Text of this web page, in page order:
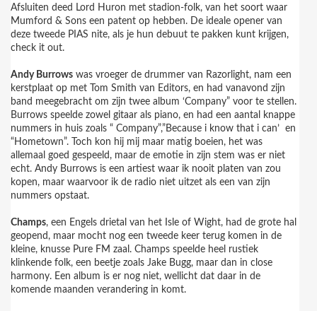
Afsluiten deed Lord Huron met stadion-folk, van het soort waar
Mumford & Sons een patent op hebben. De ideale opener van
deze tweede PIAS nite, als je hun debuut te pakken kunt krijgen,
check it out.
Andy Burrows was vroeger de drummer van Razorlight, nam een
kerstplaat op met Tom Smith van Editors, en had vanavond zijn
band meegebracht om zijn twee album ‘Company” voor te stellen.
Burrows speelde zowel gitaar als piano, en had een aantal knappe
nummers in huis zoals “ Company”,”Because i know that i can’ en
“Hometown”. Toch kon hij mij maar matig boeien, het was
allemaal goed gespeeld, maar de emotie in zijn stem was er niet
echt. Andy Burrows is een artiest waar ik nooit platen van zou
kopen, maar waarvoor ik de radio niet uitzet als een van zijn
nummers opstaat.
Champs, een Engels drietal van het Isle of Wight, had de grote hal
geopend, maar mocht nog een tweede keer terug komen in de
kleine, knusse Pure FM zaal. Champs speelde heel rustiek
klinkende folk, een beetje zoals Jake Bugg, maar dan in close
harmony. Een album is er nog niet, wellicht dat daar in de
komende maanden verandering in komt.